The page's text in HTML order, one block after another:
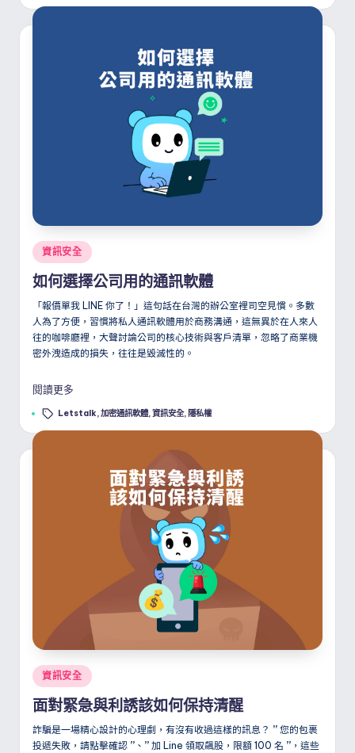
Posted
in
資訊安全
如何選擇公司用的通訊軟體
「報價單我 LINE 你了！」這句話在台灣的辦公室裡司空見慣。多數
人為了方便，習慣將私人通訊軟體用於商務溝通，這無異於在人來人
往的咖啡廳裡，大聲討論公司的核心技術與客戶清單，忽略了商業機
密外洩造成的損失，往往是毀滅性的。
閱讀更多
Tags: Letstalk,加密通訊軟體,資訊安全, 隱私權
Posted
in
資訊安全
面對緊急與利誘該如何保持清醒
詐騙是一場精心設計的心理劇，有沒有收過這樣的訊息？ ” 您的包裹
投遞失敗，請點擊確認 ” 、 ” 加 Line 領取飆股，限額 100 名 ” ，這些